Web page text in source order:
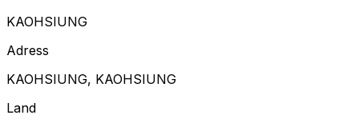
KAOHSIUNG
Adress
KAOHSIUNG, KAOHSIUNG
Land